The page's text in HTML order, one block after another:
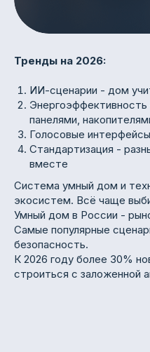
Тренды на 2026:
ИИ-сценарии - дом
панелями,
Голосовые
Стандартизация -
вместе
Система умный дом и
экосистем. Всё чаще
Умный дом в России -
Самые популярные
безопасность.
К 2026 году более 30%
строиться с заложенной